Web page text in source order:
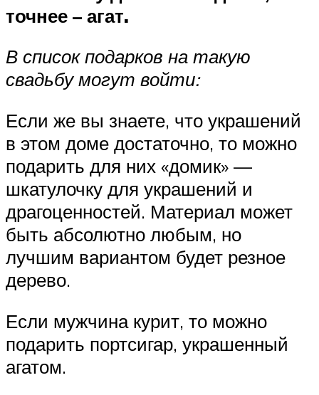
точнее – агат.
В список подарков на такую
свадьбу могут войти:
Если же вы знаете, что украшений
в этом доме достаточно, то можно
подарить для них «домик» —
шкатулочку для украшений и
драгоценностей. Материал может
быть абсолютно любым, но
лучшим вариантом будет резное
дерево.
Если мужчина курит, то можно
подарить портсигар, украшенный
агатом.